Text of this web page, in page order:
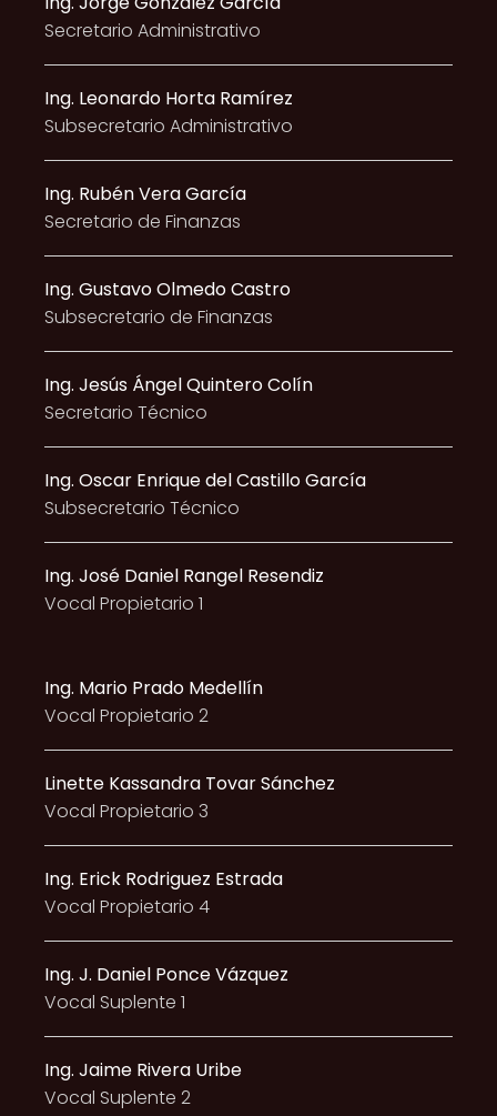
Secretario Administrativo
Ing. Leonardo Horta Ramírez
Subsecretario Administrativo​
Ing. Rubén Vera García
Secretario de Finanzas
Ing. Gustavo Olmedo Castro
Subsecretario de Finanzas
Ing. Jesús Ángel Quintero Colín
Secretario Técnico
Ing. Oscar Enrique del Castillo García
Subsecretario Técnico
Ing. José Daniel Rangel Resendiz
Vocal Propietario 1
Ing. Mario Prado Medellín
Vocal Propietario 2
Linette Kassandra Tovar Sánchez
Vocal Propietario 3
Ing. Erick Rodriguez Estrada
Vocal Propietario 4
Ing. J. Daniel Ponce Vázquez
Vocal Suplente 1
Ing. Jaime Rivera Uribe
Vocal Suplente 2